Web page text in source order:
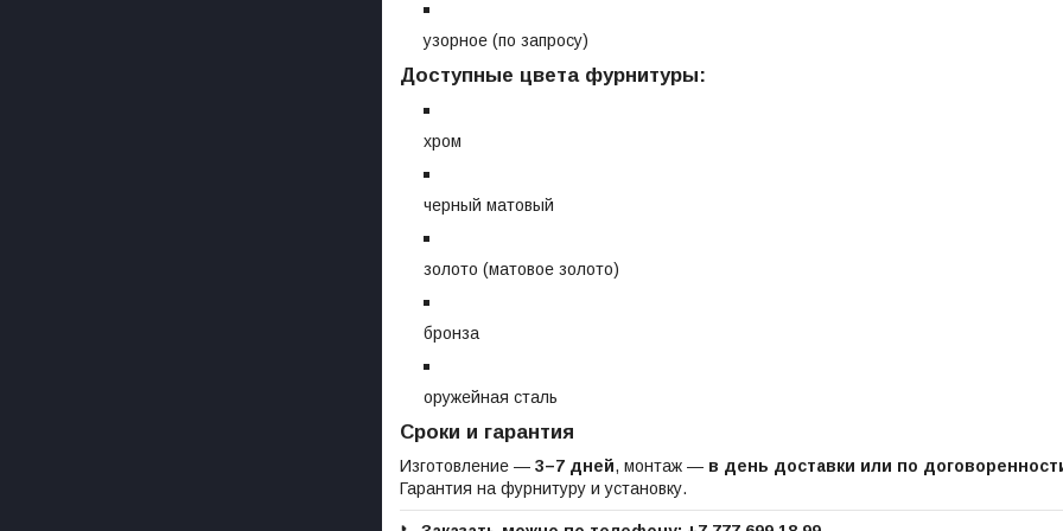
узорное (по запросу)
Доступные цвета фурнитуры:
хром
черный матовый
золото (матовое золото)
бронза
оружейная сталь
Сроки и гарантия
Изготовление — 3–7 дней, монтаж — в день доставки или по
Гарантия на фурнитуру и установку.